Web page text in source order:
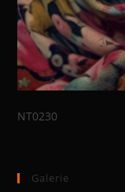
NT0230
Galerie